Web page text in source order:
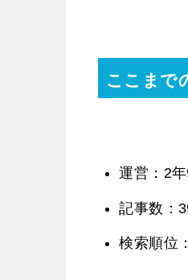
ここまで
運営：2
記事数：
検索順位